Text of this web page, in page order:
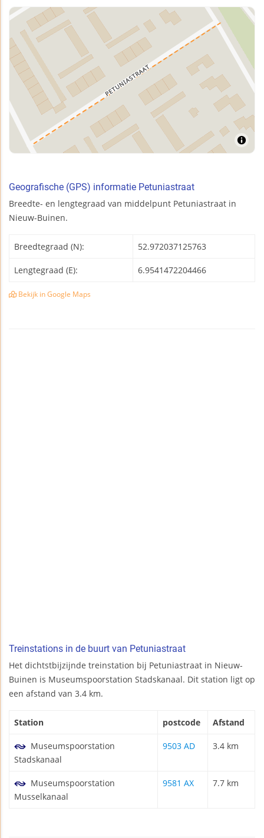
Geografische (GPS) informatie Petuniastraat
Breedte- en lengtegraad van middelpunt Petuniastraat in
Nieuw-Buinen.
Breedtegraad (N): 52.972037125763
Lengtegraad (E): 6.9541472204466
Bekijk in Google Maps
Treinstations in de buurt van Petuniastraat
Het dichtstbijzijnde treinstation bij Petuniastraat in Nieuw-
Buinen is Museumspoorstation Stadskanaal. Dit station ligt op
een afstand van 3.4 km.
Station postcode Afstand
Museumspoorstation
Stadskanaal
9503 AD 3.4 km
Museumspoorstation
Musselkanaal
9581 AX 7.7 km